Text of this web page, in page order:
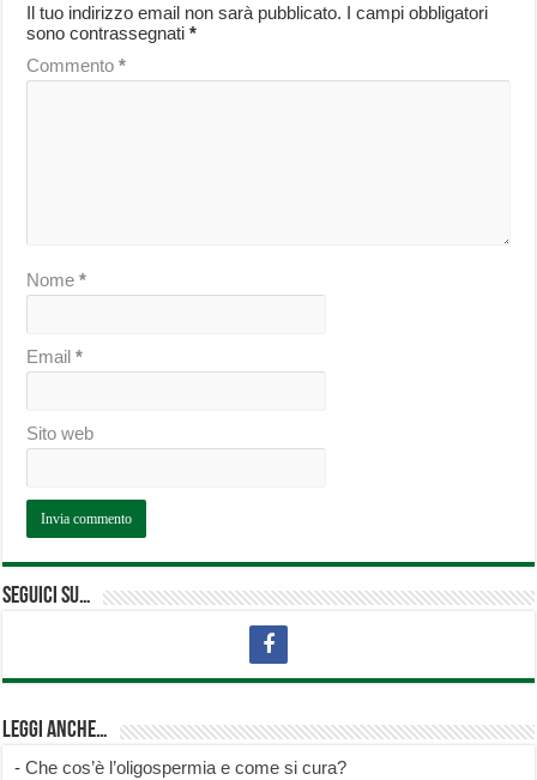
Il tuo indirizzo email non sarà pubblicato. I campi obbligatori
sono contrassegnati*
Commento*
Nome*
Email*
Sito web
Seguici su…
Leggi anche…
-Che cos’è l’oligospermia e come si cura?